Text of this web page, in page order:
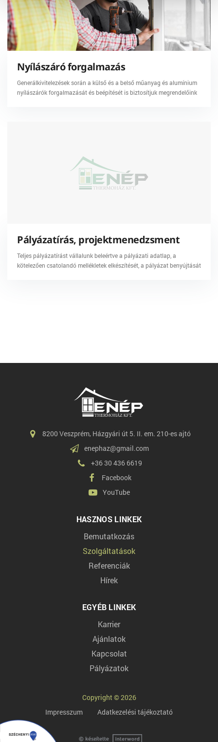
Nyílászáró forgalmazás
Generálkivitelezések során a külső és a belső műanyag és alumínium
nyílászárók forgalmazását és beépítését is biztosítjuk megrendelőink
Pályázatírás, projektmenedzsment
Teljes pályázatírást vállalunk beleértve a pályázati adatlap, a
kötelezően csatolandó mellékletek elkészítését, a pályázat benyújtását
8200 Veszprém, Házgyári út 5. II. em. 210-es ajtó
enephaz@gmail.com
+36 30 436 6619
Facebook
YouTube
HASZNOS LINKEK
Bemutatkozás
Szolgáltatások
Referenciák
Hírek
EGYÉB LINKEK
Karrier
Ajánlatok
Kapcsolat
Pályázatok
Copyright © 2026
Impresszum
Adatkezelési tájékoztató